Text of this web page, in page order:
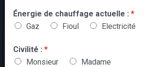
Énergie de chauffage actuelle : *
Gaz
Fioul Electricité
Civilité : *
Monsieur
Madame